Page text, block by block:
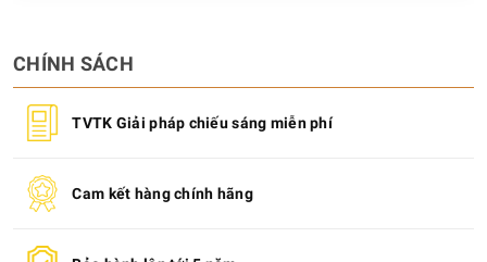
CHÍNH SÁCH
TVTK Giải pháp chiếu sáng miễn phí
Cam kết hàng chính hãng